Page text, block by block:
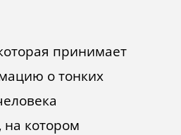
принимает
о тонких
на котором